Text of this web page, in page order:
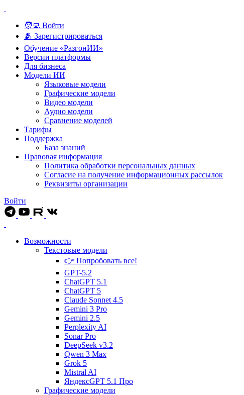
🧑‍💻 Войти
🫂 Зарегистрироваться
Обучение «РазгонИИ»
Версии платформы
Для бизнеса
Модели ИИ
Языковые модели
Графические модели
Видео модели
Аудио модели
Сравнение моделей
Тарифы
Поддержка
База знаний
Правовая информация
Политика обработки персональных данных
Согласие на получение информационных рассылок
Реквизиты организации
Войти
Возможности
Текстовые модели
👉 Попробовать все!
GPT-5.2
ChatGPT 5.1
ChatGPT 5
Claude Sonnet 4.5
Gemini 3 Pro
Gemini 2.5
Perplexity AI
Sonar Pro
DeepSeek v3.2
Qwen 3 Max
Grok 5
Mistral AI
ЯндексGPT 5.1 Про
Графические модели